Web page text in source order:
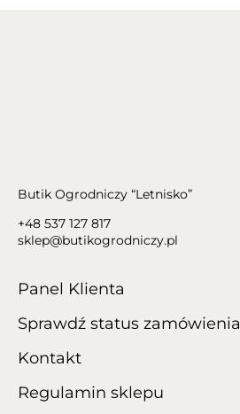
Butik Ogrodniczy “Letnisko”
+48 537 127 817
sklep@butikogrodniczy.pl
Panel Klienta
Sprawdź status zamówienia
Kontakt
Regulamin sklepu